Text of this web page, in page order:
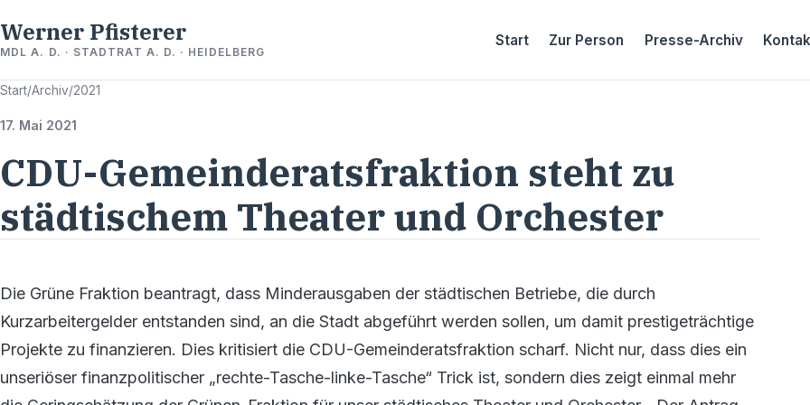
Werner Pfisterer
MDL A. D. · STADTRAT A. D. · HEIDELBERG
Start Zur Person Presse-Archiv
Start/Archiv/2021
17. Mai 2021
CDU-Gemeinderatsfraktion steht zu
städtischem Theater und Orchester
Die Grüne Fraktion beantragt, dass Minderausgaben der städtischen Betriebe, die durch
Kurzarbeitergelder entstanden sind, an die Stadt abgeführt werden sollen, um damit prestigeträchtige
Projekte zu finanzieren. Dies kritisiert die CDU-Gemeinderatsfraktion scharf. Nicht nur, dass dies ein
unseriöser finanzpolitischer „rechte-Tasche-linke-Tasche“ Trick ist, sondern dies zeigt einmal mehr